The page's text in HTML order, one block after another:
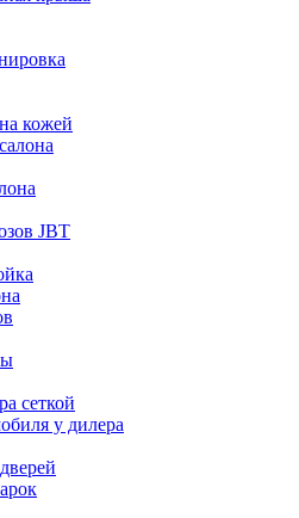
кожей
JBT
сеткой
у дилера